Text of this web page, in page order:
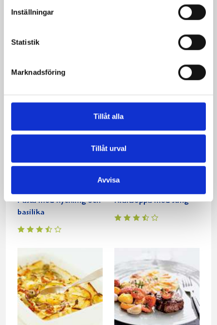
Inställningar
Statistik
Marknadsföring
Tillåt alla
Tillåt urval
Avvisa
tomat och basilika
Pasta med kyckling och
basilika
Kräftsoppa med sting